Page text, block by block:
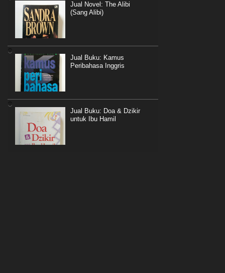
Jual Novel: The Alibi
(Sang Alibi)
Jual Buku: Kamus
Peribahasa Inggris
Jual Buku: Doa & Dzikir
untuk Ibu Hamil